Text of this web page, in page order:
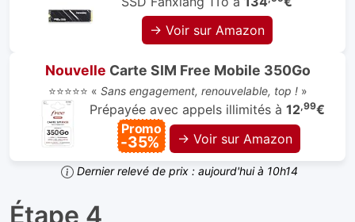
→ Voir sur Amazon
Nouvelle Carte SIM Free Mobile 350Go
⭐⭐⭐⭐⭐ « Sans engagement, renouvelable, top !»
Prépayée avec appels illimités à 12,99€
Promo
-35% → Voir sur Amazon
Dernier relevé de prix : aujourd'hui à 10h14
Étape 4